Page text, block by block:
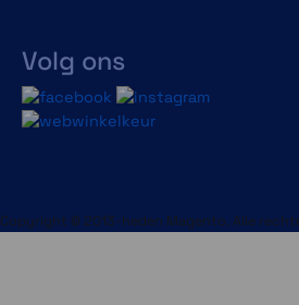
Volg ons
Copyright © 2013-heden Magento. Alle